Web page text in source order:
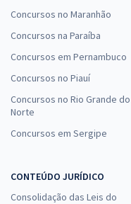
Concursos no Maranhão
Concursos na Paraíba
Concursos em Pernambuco
Concursos no Piauí
Concursos no Rio Grande do
Norte
Concursos em Sergipe
CONTEÚDO JURÍDICO
Consolidação das Leis do